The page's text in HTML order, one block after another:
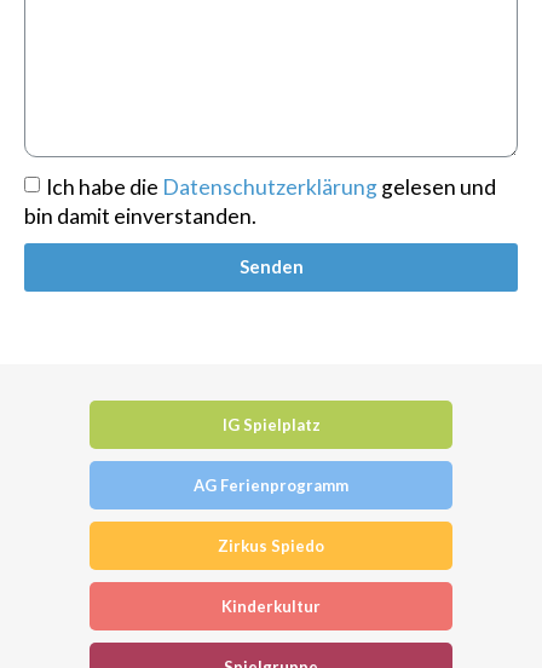
Ich habe die Datenschutzerklärunggelesen und
bin damit einverstanden.
Senden
IG Spielplatz
AG Ferienprogramm
Zirkus Spiedo
Kinderkultur